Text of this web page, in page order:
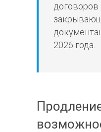
договоров
2026 года.